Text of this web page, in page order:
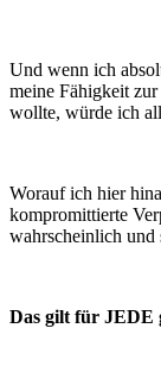
Und wenn ich
meine Fähigkeit
wollte, würde ich
Worauf ich hier
kompromittierte
wahrscheinlich und
Das gilt für JEDE